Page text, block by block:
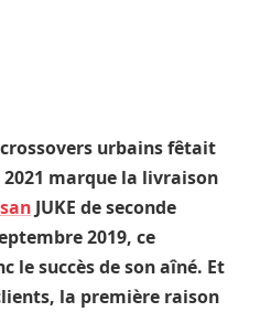
urbains fêtait
marque la livraison
JUKE de seconde
2019, ce
le succès de son aîné. Et
la première raison